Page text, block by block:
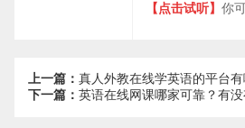
【点击试听】 你
上一篇： 真人外教在线学英语的平台
下一篇： 英语在线网课哪家可靠？有